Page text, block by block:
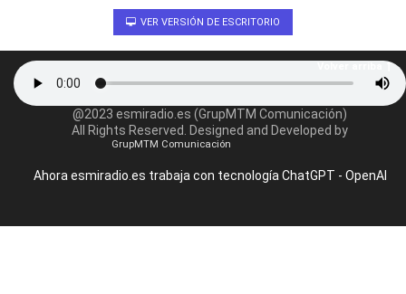
VER VERSIÓN DE ESCRITORIO
@2023 esmiradio.es (GrupMTM Comunicación)
All Rights Reserved. Designed and Developed by
GrupMTM Comunicación
Ahora esmiradio.es trabaja con tecnología ChatGPT - OpenAI